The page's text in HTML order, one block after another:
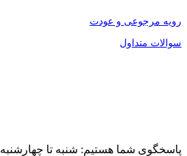
رویه مرجوعی و عودت
سوالات متداول
پاسخگوی شما هستیم: شنبه تا چهارشنبه 10-۱۷، پنج‌شنبه 10-۱۴